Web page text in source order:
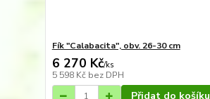
Fík "Calabacita", obv. 26-30 cm
6 270 Kč/ks
5 598 Kč bez DPH
Přidat do košíku